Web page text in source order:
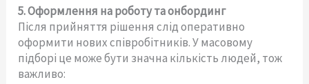
5. Оформлення на роботу та онбординг
Після прийняття рішення слід оперативно
оформити нових співробітників. У масовому
підборі це може бути значна кількість людей, тож
важливо: